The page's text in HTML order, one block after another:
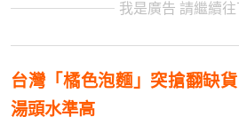
我是廣告 請繼續
台灣「橘色泡麵」突搶翻缺
湯頭水準高